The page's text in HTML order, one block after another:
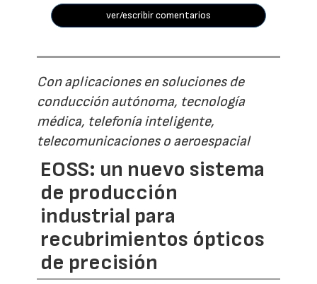
ver/escribir comentarios
Con aplicaciones en soluciones de
conducción autónoma, tecnología
médica, telefonía inteligente,
telecomunicaciones o aeroespacial
EOSS: un nuevo sistema
de producción
industrial para
recubrimientos ópticos
de precisión